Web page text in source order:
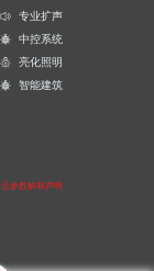
专业扩声
中控系统
亮化照明
智能建筑
品参数解释声明